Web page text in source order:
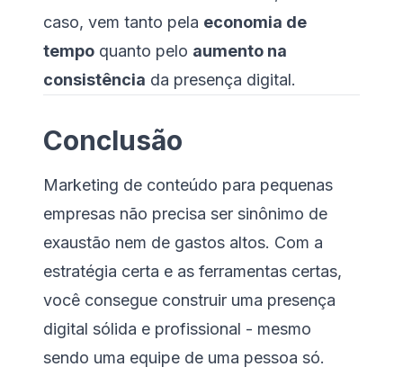
caso, vem tanto pela economia de
tempo quanto pelo aumento na
consistência da presença digital.
Conclusão
Marketing de conteúdo para pequenas
empresas não precisa ser sinônimo de
exaustão nem de gastos altos. Com a
estratégia certa e as ferramentas certas,
você consegue construir uma presença
digital sólida e profissional - mesmo
sendo uma equipe de uma pessoa só.